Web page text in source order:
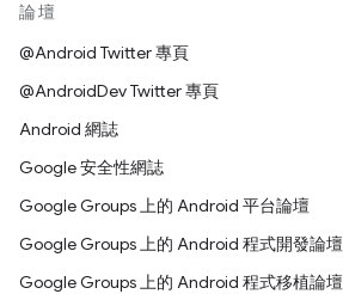
論壇
@Android Twitter 專頁
@AndroidDev Twitter 專頁
Android 網誌
Google 安全性網誌
Google Groups 上的 Android 平台論壇
Google Groups 上的 Android 程式開發論壇
Google Groups 上的 Android 程式移植論壇